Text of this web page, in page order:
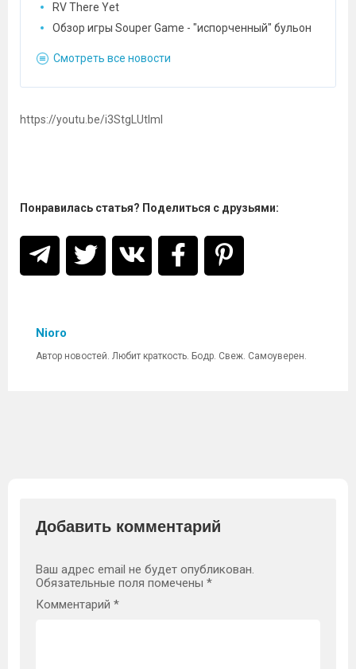
RV There Yet
Обзор игры Souper Game - "испорченный" бульон
Смотреть все новости
https://youtu.be/i3StgLUtlmI
Понравилась статья? Поделиться с друзьями:
Nioro
Автор новостей. Любит краткость. Бодр. Свеж. Самоуверен.
Добавить комментарий
Ваш адрес email не будет опубликован.
Обязательные поля помечены *
Комментарий *